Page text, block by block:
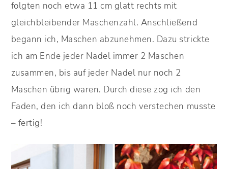
folgten noch etwa 11 cm glatt rechts mit
gleichbleibender Maschenzahl. Anschließend
begann ich, Maschen abzunehmen. Dazu strickte
ich am Ende jeder Nadel immer 2 Maschen
zusammen, bis auf jeder Nadel nur noch 2
Maschen übrig waren. Durch diese zog ich den
Faden, den ich dann bloß noch verstechen musste
– fertig!